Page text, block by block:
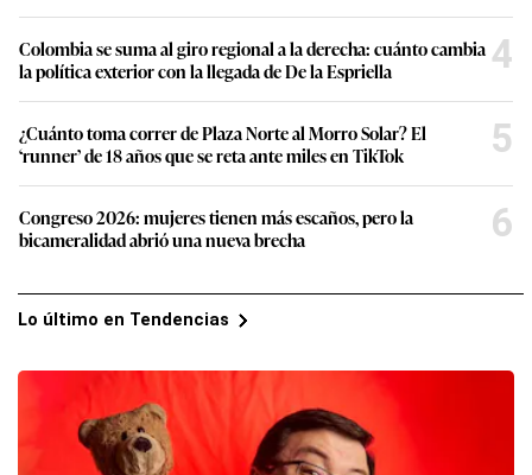
Colombia se suma al giro regional a la derecha: cuánto cambia
la política exterior con la llegada de De la Espriella
4
¿Cuánto toma correr de Plaza Norte al Morro Solar? El
‘runner’ de 18 años que se reta ante miles en TikTok
5
Congreso 2026: mujeres tienen más escaños, pero la
bicameralidad abrió una nueva brecha
6
Lo último en Tendencias